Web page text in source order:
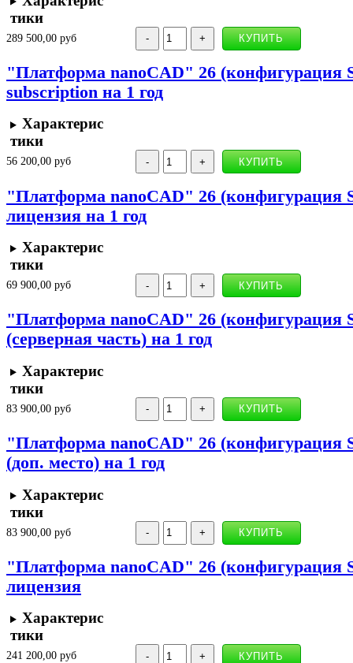
тики
289 500,00 руб
"Платформа nanoCAD" 26 (конфигурация
subscription на 1 год
Характерис
тики
56 200,00 руб
"Платформа nanoCAD" 26 (конфигурация
лицензия на 1 год
Характерис
тики
69 900,00 руб
"Платформа nanoCAD" 26 (конфигурация
(серверная часть) на 1 год
Характерис
тики
83 900,00 руб
"Платформа nanoCAD" 26 (конфигурация
(доп. место) на 1 год
Характерис
тики
83 900,00 руб
"Платформа nanoCAD" 26 (конфигурация
лицензия
Характерис
тики
241 200,00 руб